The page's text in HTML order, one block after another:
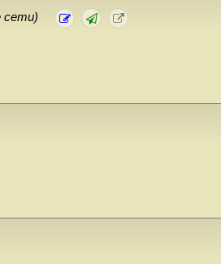
сети)